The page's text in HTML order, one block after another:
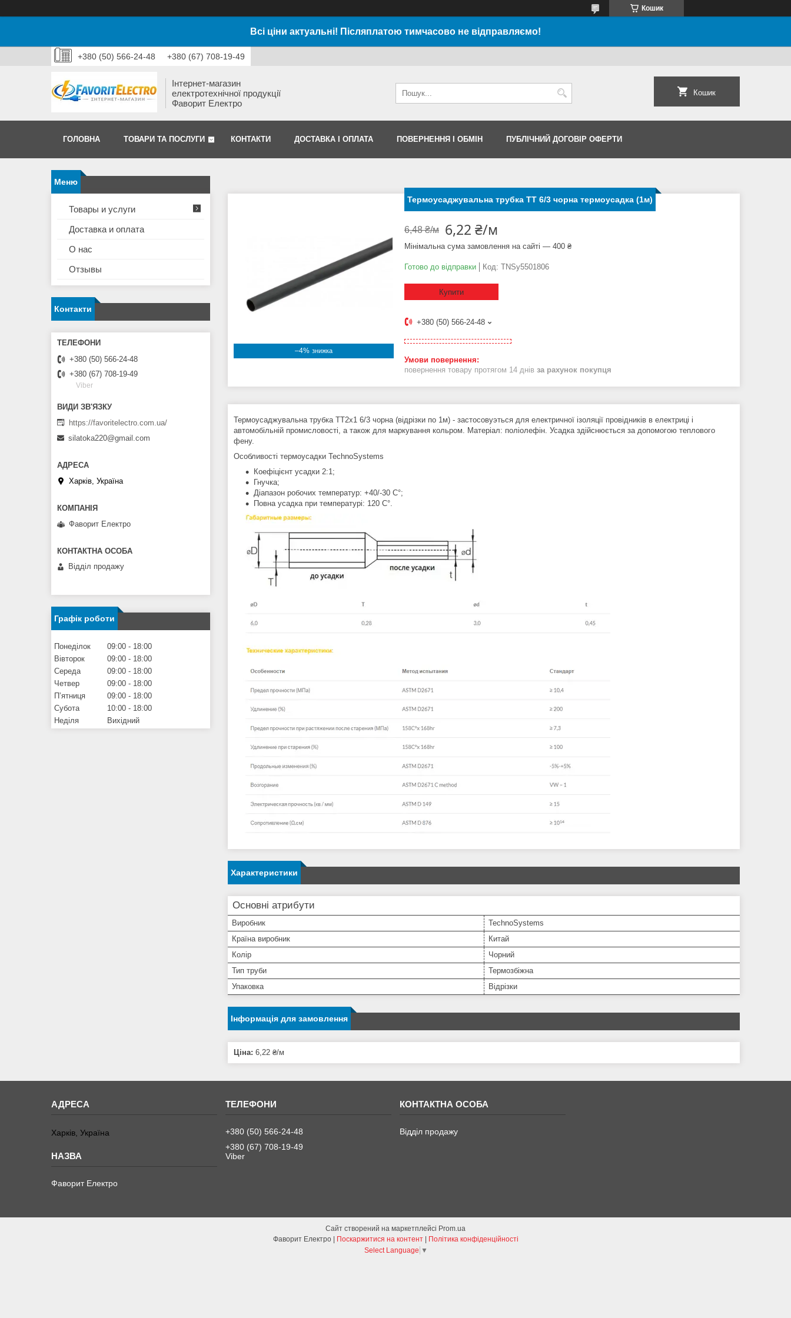
Кошик
Всі ціни актуальні! Післяплатою тимчасово не відправляємо!
+380 (50) 566-24-48 +380 (67) 708-19-49
Інтернет-магазин
електротехнічної продукції
Фаворит Електро
Кошик
ГОЛОВНА ТОВАРИ ТА ПОСЛУГИ КОНТАКТИ ДОСТАВКА І ОПЛАТА ПОВЕРНЕННЯ І ОБМІН ПУБЛІЧНИЙ ДОГОВІР ОФЕРТИ
–4%
Термоусаджувальна трубка ТТ 6/3 чорна термоусадка (1м)
6,48 ₴/м 6,22 ₴/м
Мінімальна сума замовлення на сайті — 400 ₴
Готово до відправки Код: TNSy5501806
Купити
+380 (50) 566-24-48
повернення товару протягом 14 днів за рахунок покупця
Термоусаджувальна трубка ТТ2х1 6/3 чорна (відрізки по 1м) - застосовуэться для електричної ізоляції провідників в електриці і
автомобільній промисловості, а також для маркування кольром. Матеріал: поліолефін. Усадка здійснюється за допомогою теплового
фену.
Особливості термоусадки TechnoSystems
Коефіцієнт усадки 2:1;
Гнучка;
Діапазон робочих температур: +40/-30 C°;
Повна усадка при температурі: 120 C°.
Характеристики
Основні атрибути
Виробник
TechnoSystems
Країна виробник
Китай
Колір
Чорний
Тип труби
Термозбіжна
Упаковка
Відрізки
Інформація для замовлення
Ціна: 6,22 ₴/м
Товары и услуги
Доставка и оплата
О нас
Отзывы
Контакти
+380 (50) 566-24-48
+380 (67) 708-19-49
Viber
https://favoritelectro.com.ua/
silatoka220@gmail.com
Харків, Україна
Фаворит Електро
Відділ продажу
Графік роботи
Понеділок 09:00
18:00
Вівторок
09:00
18:00
Середа
09:00
18:00
Четвер
09:00
18:00
Пʼятниця
09:00
18:00
Субота
10:00
18:00
Неділя
Вихідний
Харків, Україна
Фаворит Електро
+380 (50) 566-24-48
+380 (67) 708-19-49
Viber
Відділ продажу
Сайт створений на маркетплейсі Prom.ua
Фаворит Електро | Поскаржитися на контент | Політика конфіденційності
Select Language ▼